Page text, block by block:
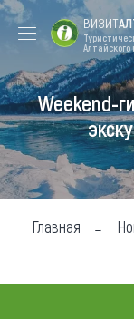
Форум VISIT
ALTAI
Туры
Где
Чем
Где
ВИЗИТ
Алтайского
Weekend-
Главная